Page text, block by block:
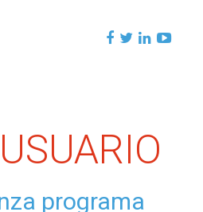
programa